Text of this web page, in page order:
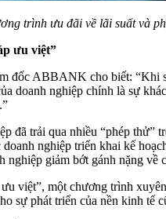
trình ưu đãi về lãi suất và
ưu việt”
đốc ABBANK cho biết: “Khi
doanh nghiệp chính là sự
đã trải qua nhiều “phép
nghiệp triển khai kế
nghiệp giảm bớt gánh nặng
việt”, một chương trình
sự phát triển của nền kinh tế